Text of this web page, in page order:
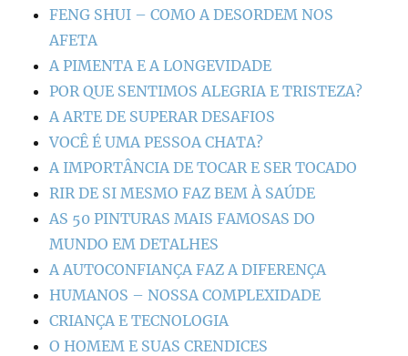
FENG SHUI – COMO A DESORDEM NOS
AFETA
A PIMENTA E A LONGEVIDADE
POR QUE SENTIMOS ALEGRIA E TRISTEZA?
A ARTE DE SUPERAR DESAFIOS
VOCÊ É UMA PESSOA CHATA?
A IMPORTÂNCIA DE TOCAR E SER TOCADO
RIR DE SI MESMO FAZ BEM À SAÚDE
AS 50 PINTURAS MAIS FAMOSAS DO
MUNDO EM DETALHES
A AUTOCONFIANÇA FAZ A DIFERENÇA
HUMANOS – NOSSA COMPLEXIDADE
CRIANÇA E TECNOLOGIA
O HOMEM E SUAS CRENDICES